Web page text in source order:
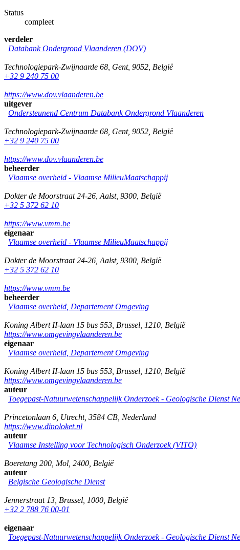
Status
compleet
verdeler
Databank Ondergrond Vlaanderen (DOV)
Technologiepark-Zwijnaarde 68 Gent, 9052 België
+32 9 240 75 00
https://www.dov.vlaanderen.be
uitgever
Ondersteunend Centrum Databank Ondergrond Vlaanderen
Technologiepark-Zwijnaarde 68 Gent, 9052 België
+32 9 240 75 00
https://www.dov.vlaanderen.be
beheerder
Vlaamse overheid - Vlaamse MilieuMaatschappij
Dokter de Moorstraat 24-26 Aalst, 9300 België
+32 5 372 62 10
https://www.vmm.be
eigenaar
Vlaamse overheid - Vlaamse MilieuMaatschappij
Dokter de Moorstraat 24-26 Aalst, 9300 België
+32 5 372 62 10
https://www.vmm.be
beheerder
Vlaamse overheid, Departement Omgeving
Koning Albert II-laan 15 bus 553 Brussel 1210 België
https://www.omgevingvlaanderen.be
eigenaar
Vlaamse overheid, Departement Omgeving
Koning Albert II-laan 15 bus 553 Brussel 1210 België
https://www.omgevingvlaanderen.be
auteur
Toegepast-Natuurwetenschappelijk Onderzoek - Geologische Dienst
Princetonlaan 6 Utrecht, 3584 CB Nederland
https://www.dinoloket.nl
auteur
Vlaamse Instelling voor Technologisch Onderzoek (VITO)
Boeretang 200 Mol 2400 België
auteur
Belgische Geologische Dienst
Jennerstraat 13 Brussel 1000 België
+32 2 788 76 00-01
eigenaar
Toegepast-Natuurwetenschappelijk Onderzoek - Geologische Dienst